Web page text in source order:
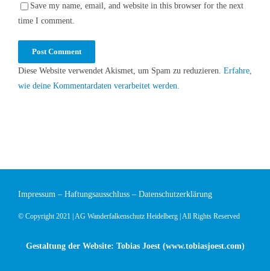
Save my name, email, and website in this browser for the next
time I comment.
Diese Website verwendet Akismet, um Spam zu reduzieren. Erfahre,
wie deine Kommentardaten verarbeitet werden.
Impressum – Haftungsausschluss – Datenschutzerklärung
© Copyright 2021 | AG Wanderfalkenschutz Heidelberg | All Rights Reserved
Gestaltung der Website: Tobias Joest (www.tobiasjoest.com)